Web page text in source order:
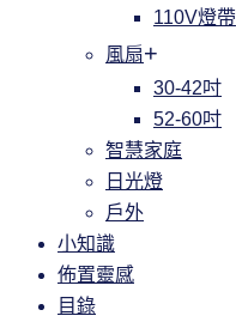
110V燈帶
風扇
30-42吋
52-60吋
智慧家庭
日光燈
戶外
小知識
佈置靈感
目錄